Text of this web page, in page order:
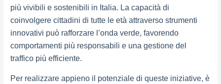
più vivibili e sostenibili in Italia. La capacità di
coinvolgere cittadini di tutte le età attraverso strumenti
innovativi può rafforzare l’onda verde, favorendo
comportamenti più responsabili e una gestione del
traffico più efficiente.
Per realizzare appieno il potenziale di queste iniziative, è